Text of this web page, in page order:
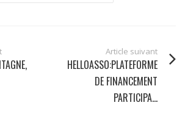
Article suivant
HELLOASSO:PLATEFORME
DE FINANCEMENT
PARTICIPA...